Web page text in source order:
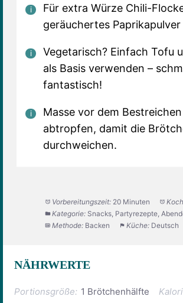
Für extra Würze Chili-
geräuchertes
Vegetarisch? Einfach Tofu
als Basis verwenden –
fantastisch!
Masse vor dem
abtropfen, damit die
durchweichen.
Vorbereitungszeit: 20 Minuten
Kategorie: Snacks, Partyrezepte,
Methode: Backen Küche: Deutsch
NÄHRWERTE
Portionsgröße: 1 Brötchenhälfte